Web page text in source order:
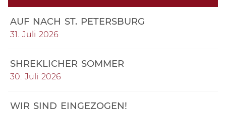
AUF NACH ST. PETERSBURG
31. Juli 2026
SHREKLICHER SOMMER
30. Juli 2026
WIR SIND EINGEZOGEN!